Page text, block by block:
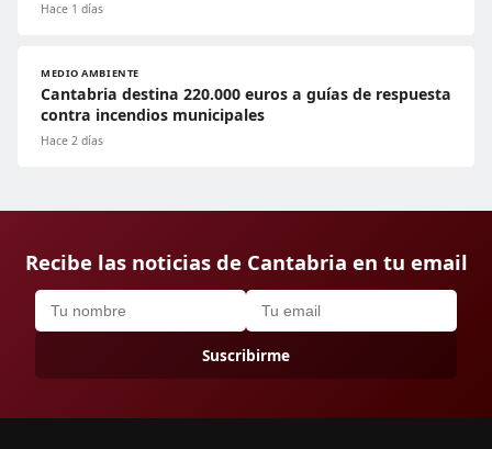
Hace 1 días
MEDIO AMBIENTE
Cantabria destina 220.000 euros a guías de respuesta
contra incendios municipales
Hace 2 días
Recibe las noticias de Cantabria en tu email
Suscribirme